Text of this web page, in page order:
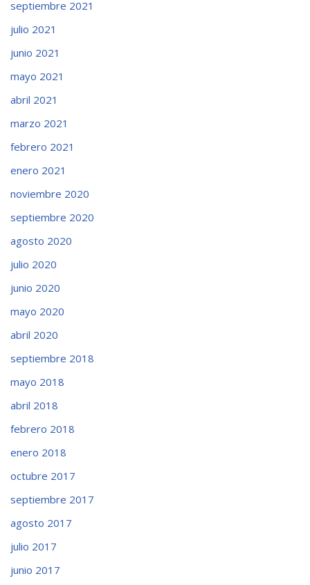
septiembre 2021
julio 2021
junio 2021
mayo 2021
abril 2021
marzo 2021
febrero 2021
enero 2021
noviembre 2020
septiembre 2020
agosto 2020
julio 2020
junio 2020
mayo 2020
abril 2020
septiembre 2018
mayo 2018
abril 2018
febrero 2018
enero 2018
octubre 2017
septiembre 2017
agosto 2017
julio 2017
junio 2017